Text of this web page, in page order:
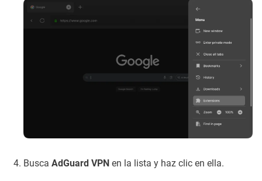
Busca AdGuard VPN en la lista y haz clic en ella.